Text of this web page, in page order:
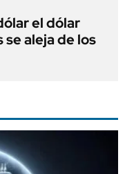
el dólar
se aleja de los